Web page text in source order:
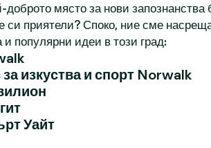
място за нови
си приятели? Споко, ние сме
популярни идеи в този град:
изкуства и спорт Norwalk
Уайт